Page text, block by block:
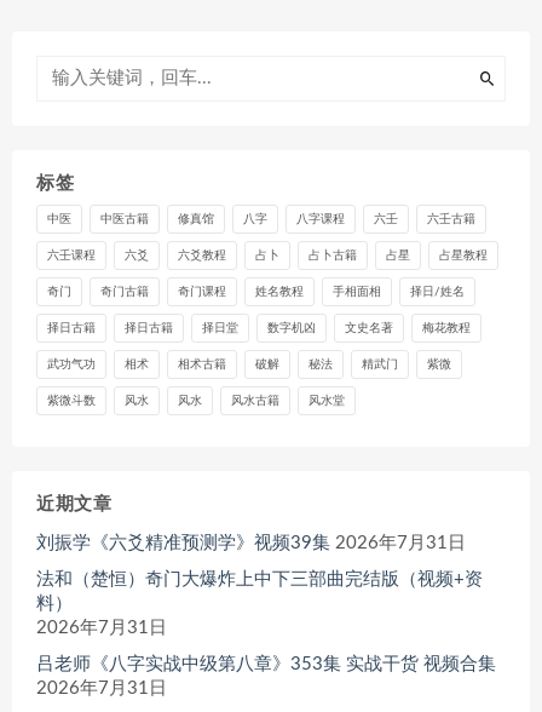
标签
中医 中医古籍 修真馆 八字 八字课程 六壬 六壬古籍
六壬课程 六爻 六爻教程 占卜 占卜古籍 占星 占星教程
奇门 奇门古籍 奇门课程 姓名教程 手相面相 择日/姓名
择日古籍 择日古籍 择日堂 数字机凶 文史名著 梅花教程
武功气功 相术 相术古籍 破解 秘法 精武门 紫微
紫微斗数 风水 风水 风水古籍 风水堂
近期文章
刘振学《六爻精准预测学》视频39集 2026年7月31日
法和（楚恒）奇门大爆炸上中下三部曲完结版（视频+资
料）
2026年7月31日
吕老师《八字实战中级第八章》353集 实战干货 视频合集
2026年7月31日